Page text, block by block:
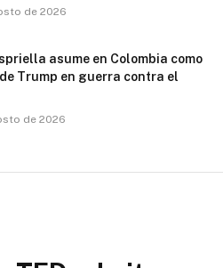
de 2026
asume en Colombia como
Trump en guerra contra el
de 2026